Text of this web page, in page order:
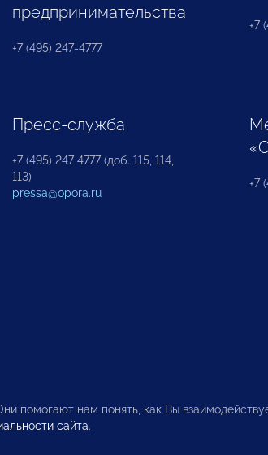
предпринимательства
+7 (495) 247-4777
+7
Пресс-служба
+7 (495) 247 4777 (доб. 115, 114,
113)
pressa@opora.ru
+7
помогают нам понять, как Вы
сайта.